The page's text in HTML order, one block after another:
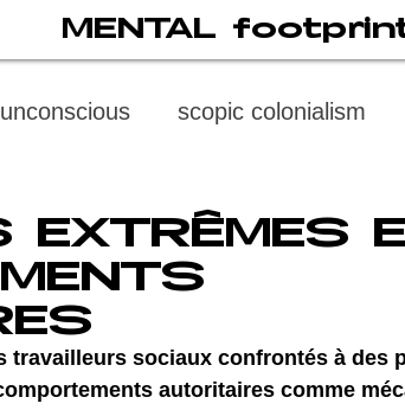
MENTAL
scopic colonialism
psychoneuroimmunology
social media
digital reading video
EXTRÊMES
travailleurs sociaux confrontés à des
autoritaires comme